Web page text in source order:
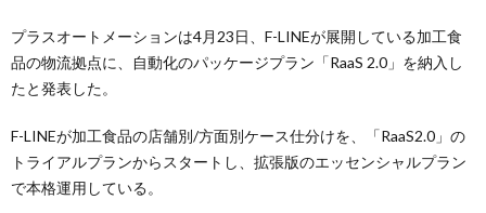
プラスオートメーションは4月23日、F-LINEが展開している加工食
品の物流拠点に、自動化のパッケージプラン「RaaS 2.0」を納入し
たと発表した。
F-LINEが加工食品の店舗別/方面別ケース仕分けを、「RaaS2.0」の
トライアルプランからスタートし、拡張版のエッセンシャルプラン
で本格運用している。